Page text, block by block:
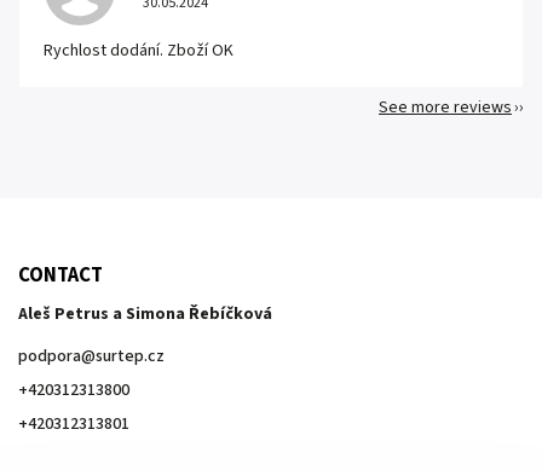
Rychlost dodání. Zboží OK
See more reviews
CONTACT
Aleš Petrus a Simona Řebíčková
podpora@surtep.cz
+420312313800
+420312313801